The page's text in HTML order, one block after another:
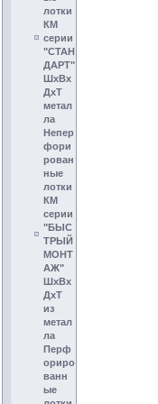
лотки
КМ
серии
"СТАН
ДАРТ"
ШхВх
ДхТ
метал
ла
Непер
фори
рован
ные
лотки
КМ
серии
"БЫС
ТРЫЙ
МОНТ
АЖ"
ШхВх
ДхТ
из
метал
ла
Перф
ориро
ванн
ые